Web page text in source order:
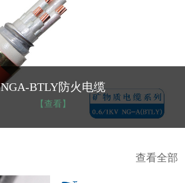
NGA-BTLY防火电缆
【查看】
查看全部